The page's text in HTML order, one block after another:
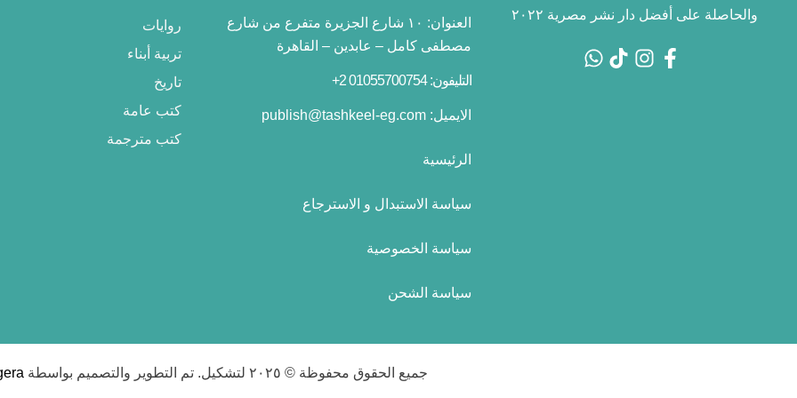
والحاصلة على أفضل دار نشر مصرية ٢٠٢٢
العنوان:
١٠ شارع الجزيرة متفرع من شارع
مصطفى كامل – عابدين – القاهرة
التليفون: 01055700754 2+
الايميل: publish@tashkeel-eg.com
الرئيسية
سياسة الاستبدال و الاسترجاع
سياسة الخصوصية
سياسة الشحن
روايات
تربية أبناء
تاريخ
كتب عامة
كتب مترجمة
جميع الحقوق محفوظة © ٢٠٢٥ لتشكيل. تم التطوير والتصميم بواسطة